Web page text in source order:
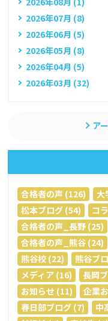
2026年07月 (8)
2026年06月 (5)
2026年05月 (8)
2026年04月 (5)
2026年03月 (32)
ア
合格者の声 (126) 大
松本ブログ (54)
コ
合格者の声_長野 (25)
合格者の声_熊谷 (24)
熊谷校 (22)
熊谷ブ
メディア (16)
長岡
お知らせ (11)
企業
春日部ブログ (7)
中